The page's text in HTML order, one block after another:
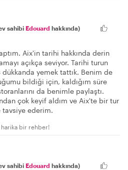
sahibi Edouard hakkında)
Aix'in tarihi hakkında derin
açıkça seviyor. Tarihi turun
dükkanda yemek tattık. Benim de
bildiği için, kaldığım süre
da benimle paylaştı.
çok keyif aldım ve Aix'te bir tur
ederim.
harika bir rehber!
sahibi Edouard hakkında)